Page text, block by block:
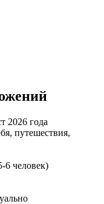
2026 года
путешествия,
6 человек)